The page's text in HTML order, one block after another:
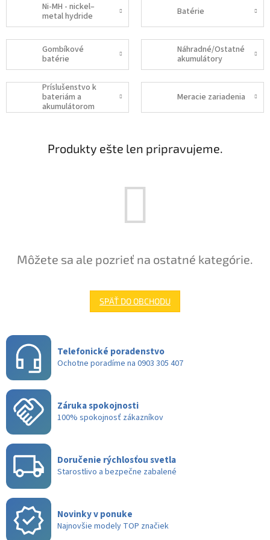
Ni-MH - nickel–
metal hydride
Batérie
Gombíkové
batérie
Náhradné/Ostatné
akumulátory
Príslušenstvo k
bateriám a
akumulátorom
Meracie zariadenia
Produkty ešte len pripravujeme.
Môžete sa ale pozrieť na ostatné kategórie.
SPÄŤ DO OBCHODU
Telefonické poradenstvo
Ochotne poradíme na 0903 305 407
Záruka spokojnosti
100% spokojnosť zákazníkov
Doručenie rýchlosťou svetla
Starostlivo a bezpečne zabalené
Novinky v ponuke
Najnovšie modely TOP značiek